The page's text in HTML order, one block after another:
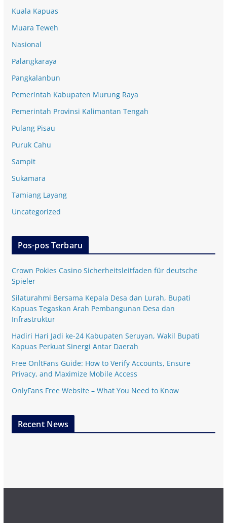
Kuala Kapuas
Muara Teweh
Nasional
Palangkaraya
Pangkalanbun
Pemerintah Kabupaten Murung Raya
Pemerintah Provinsi Kalimantan Tengah
Pulang Pisau
Puruk Cahu
Sampit
Sukamara
Tamiang Layang
Uncategorized
Pos-pos Terbaru
Crown Pokies Casino Sicherheitsleitfaden für deutsche
Spieler
Silaturahmi Bersama Kepala Desa dan Lurah, Bupati
Kapuas Tegaskan Arah Pembangunan Desa dan
Infrastruktur
Hadiri Hari Jadi ke-24 Kabupaten Seruyan, Wakil Bupati
Kapuas Perkuat Sinergi Antar Daerah
Free OnltFans Guide: How to Verify Accounts, Ensure
Privacy, and Maximize Mobile Access
OnlyFans Free Website – What You Need to Know
Recent News